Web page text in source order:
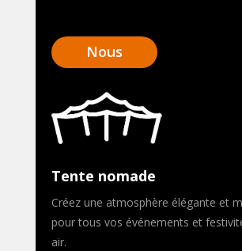
Nous
contacter
Tente nomade
Créez une atmosphère élégante et
pour tous vos événements et
air.